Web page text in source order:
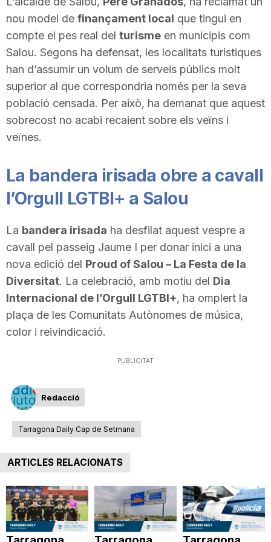
a
nou model de finançament local que tingui en
compte el pes real del turisme en municipis com
Salou. Segons ha defensat, les localitats turístiques
han d’assumir un volum de serveis públics molt
superior al que correspondria només per la seva
població censada. Per això, ha demanat que aquest
sobrecost no acabi recaient sobre els veïns i
veïnes.
La bandera irisada obre a cavall
l’Orgull LGTBI+ a Salou
La bandera irisada ha desfilat aquest vespre a
cavall pel passeig Jaume I per donar inici a una
nova edició del Proud of Salou – La Festa de la
Diversitat. La celebració, amb motiu del Dia
Internacional de l’Orgull LGTBI+, ha omplert la
plaça de les Comunitats Autònomes de música,
color i reivindicació.
PUBLICITAT
Redacció
Tarragona Daily Cap de Setmana
ARTICLES RELACIONATS